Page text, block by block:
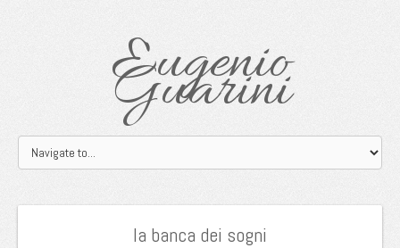
Eugenio
Guarini
la banca dei sogni